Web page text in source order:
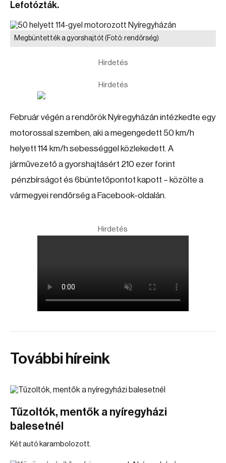
Lefotózták.
Megbüntették a gyorshajtót (Fotó: rendőrség)
Hirdetés
Hirdetés
Február végén a rendőrök Nyíregyházán intézkedte egy
motorossal szemben, aki a megengedett 50 km/h
helyett 114 km/h sebességgel közlekedett. A
járművezető a gyorshajtásért 210 ezer forint
pénzbírságot és 6büntetőpontot kapott – közölte a
vármegyei rendőrség a Facebook-oldalán.
Hirdetés
További híreink
Tűzoltók, mentők a nyíregyházi
balesetnél
Két autó karambolozott.